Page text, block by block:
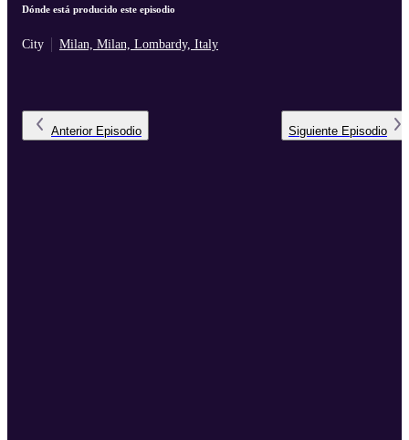
Dónde está producido este episodio
City Milan, Milan, Lombardy, Italy
Anterior Episodio Siguiente Episodio